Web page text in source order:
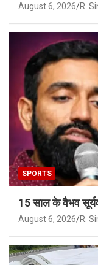
August 6, 2026 R.
SPORTS
15 साल के वैभव
August 6, 2026 R.